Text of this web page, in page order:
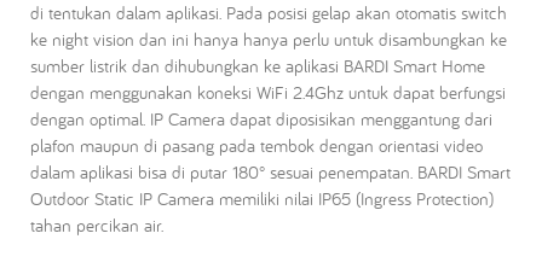
di tentukan dalam aplikasi. Pada posisi gelap akan otomatis switch
ke night vision dan ini hanya hanya perlu untuk disambungkan ke
sumber listrik dan dihubungkan ke aplikasi BARDI Smart Home
dengan menggunakan koneksi WiFi 2.4Ghz untuk dapat berfungsi
dengan optimal. IP Camera dapat diposisikan menggantung dari
plafon maupun di pasang pada tembok dengan orientasi video
dalam aplikasi bisa di putar 180° sesuai penempatan. BARDI Smart
Outdoor Static IP Camera memiliki nilai IP65 (Ingress Protection)
tahan percikan air.